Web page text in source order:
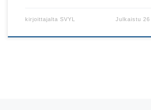
kirjoittajalta SVYL Julkaistu